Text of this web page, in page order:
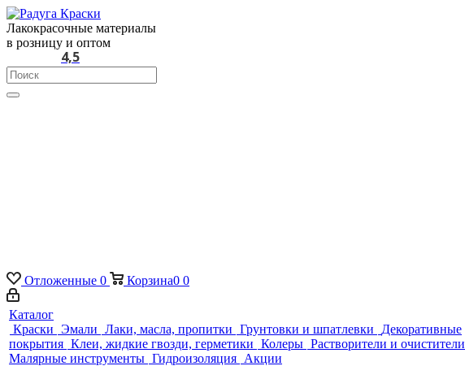
Лакокрасочные материалы
в розницу и оптом
4,5
Отложенные 0 Корзина0 0
Каталог
Краски Эмали Лаки, масла, пропитки Грунтовки и шпатлевки
Декоративные
покрытия Клеи, жидкие гвозди, герметики Колеры Растворители и очистители
Малярные инструменты Гидроизоляция Акции